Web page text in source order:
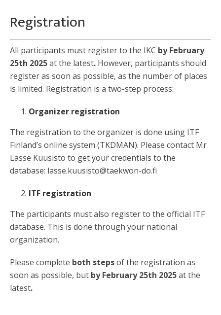
Registration
All participants must register to the IKC by February
25th 2025at the latest. However, participants should
register as soon as possible, as the number of places
is limited. Registration is a two-step process:
Organizer registration
The registration to the organizer is done using ITF
Finland’s online system (TKDMAN). Please contact Mr
Lasse Kuusisto to get your credentials to the
database: lasse.kuusisto@taekwon-do.fi
ITF registration
The participants must also register to the official ITF
database. This is done through your national
organization.
Please complete both stepsof the registration as
soon as possible, but by February 25th 2025at the
latest.